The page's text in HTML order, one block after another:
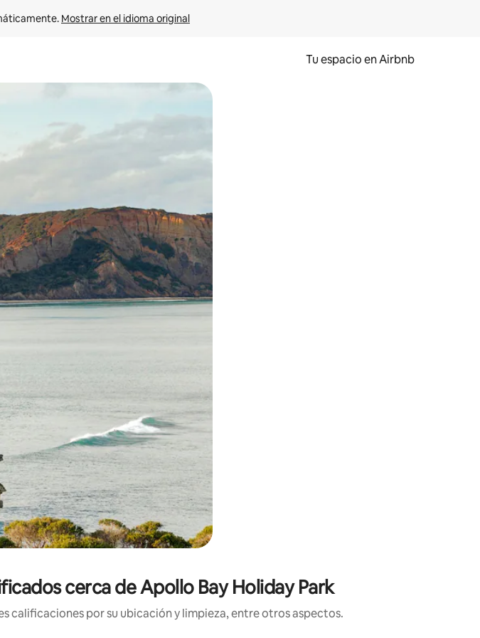
Mostrar en el idioma original
Tu espacio en Airbnb
hacia arriba y hacia abajo, o bien tocando y deslizando la pantalla.
cerca de Apollo Bay Holiday Park
calificaciones por su ubicación y limpieza, entre otros aspectos.